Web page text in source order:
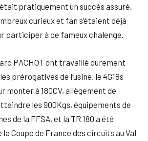
pratiquement un succès assuré,
curieux et fan s’étaient déjà
participer à ce fameux chalenge.
PACHOT ont travaillé durement
prérogatives de l’usine, le 4G18s
monter à 180CV, allègement de
les 900Kgs, équipements de
de la FFSA, et la TR 180 a été
Coupe de France des circuits au Val